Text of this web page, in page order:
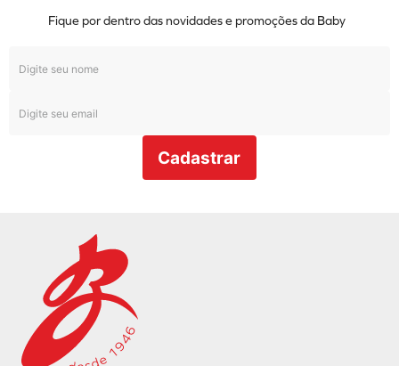
Fique por dentro das novidades e promoções da Baby
Cadastrar